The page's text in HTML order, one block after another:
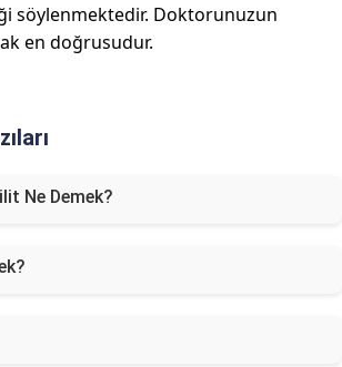
söylenmektedir. Doktorunuzun
en doğrusudur.
Ne Demek?